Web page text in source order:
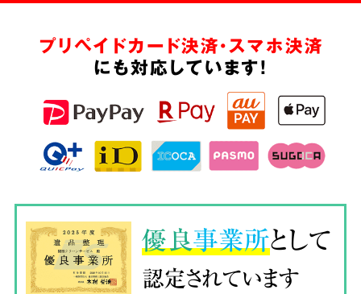
プリペイドカード決済・スマホ決済
にも対応しています!
優良事業所として
認定されています